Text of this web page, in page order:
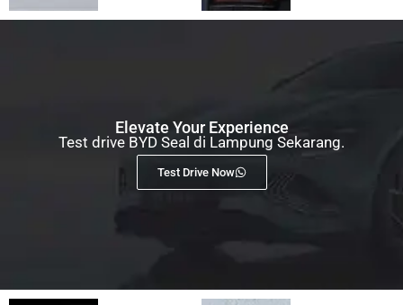
Elevate Your Experience
Test drive BYD Seal di Lampung Sekarang.
Test Drive Now